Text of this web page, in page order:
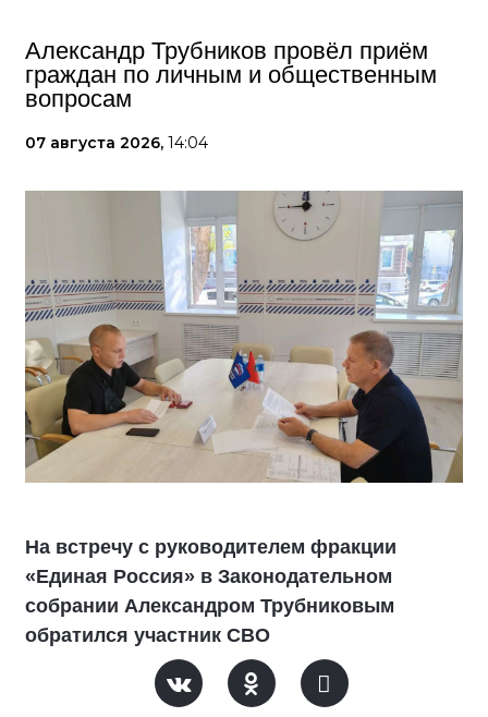
Александр Трубников провёл приём
граждан по личным и общественным
вопросам
07 августа 2026, 14:04
На встречу с руководителем фракции
«Единая Россия» в Законодательном
собрании Александром Трубниковым
обратился участник СВО